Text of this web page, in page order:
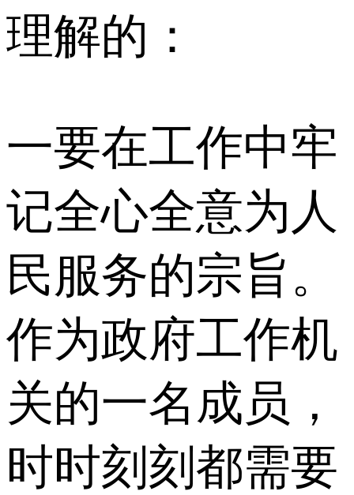
理解的：
一要在工作中牢
记全心全意为人
民服务的宗旨。
作为政府工作机
关的一名成员，
时时刻刻都需要